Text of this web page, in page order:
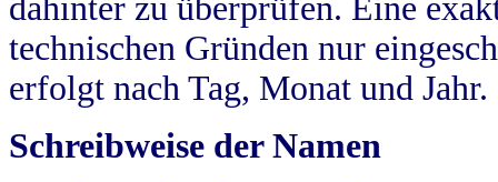
dahinter zu überprüfen. Eine
technischen Gründen nur
erfolgt nach Tag, Monat und Jahr.
Schreibweise der Namen